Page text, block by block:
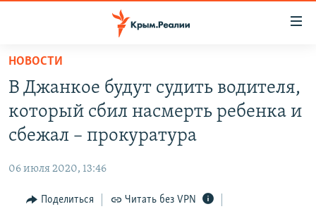
Вернуться
основному
содержанию
Вернутся
главной
Вернутся
СПЕЦПРОЕКТЫ
11 ЛЕТ ОККУПАЦИИ КРЫМА. 11 ИСТОРИЙ СОПРОТИВЛЕНИЯ
ВОДА
ЕЩЕ
ИНТЕРАКТИВ
РАДІО СВОБОДА
НОВОСТИ
В Джанкое будут судить водителя,
который сбил насмерть ребенка и
сбежал – прокуратура
06 июля 2020, 13:46
Поделиться Читать без VPN